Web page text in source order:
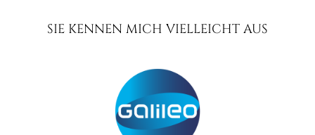
SIE KENNEN MICH VIELLEICHT AUS